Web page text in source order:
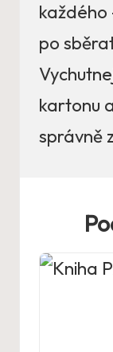
každého
po
kartonu
správně